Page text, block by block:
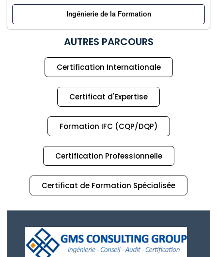
Ingénierie de la Formation
AUTRES PARCOURS
Certification Internationale
Certificat d'Expertise
Formation IFC (CQP/DQP)
Certification Professionnelle
Certificat de Formation Spécialisée